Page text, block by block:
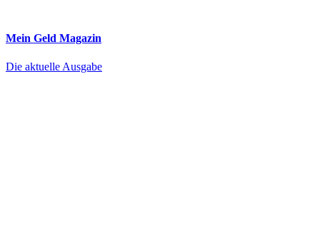
Mein Geld Magazin
Die aktuelle Ausgabe